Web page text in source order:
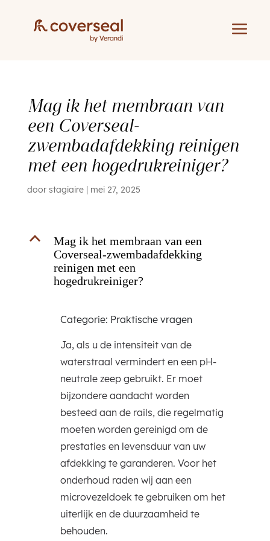
a
Mag ik het membraan van
een Coverseal-
zwembadafdekking reinigen
met een hogedrukreiniger?
door stagiaire| mei 27, 2025
B
Mag ik het membraan van een
Coverseal-zwembadafdekking
reinigen met een
hogedrukreiniger?
Categorie: Praktische vragen
Ja, als u de intensiteit van de
waterstraal vermindert en een pH-
neutrale zeep gebruikt. Er moet
bijzondere aandacht worden
besteed aan de rails, die regelmatig
moeten worden gereinigd om de
prestaties en levensduur van uw
afdekking te garanderen. Voor het
onderhoud raden wij aan een
microvezeldoek te gebruiken om het
uiterlijk en de duurzaamheid te
behouden.